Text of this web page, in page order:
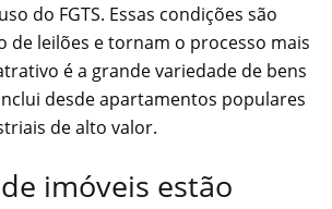
do FGTS. Essas condições são
de leilões e tornam o processo mais
é a grande variedade de bens
desde apartamentos populares
de alto valor.
imóveis estão